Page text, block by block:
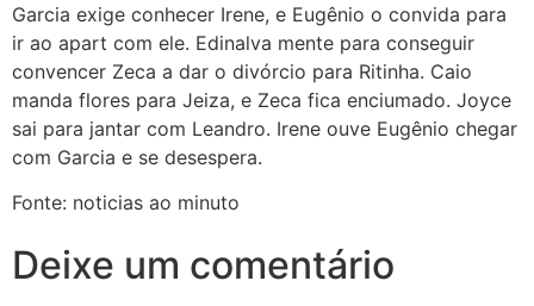
Garcia exige conhecer Irene, e Eugênio o convida para
ir ao apart com ele. Edinalva mente para conseguir
convencer Zeca a dar o divórcio para Ritinha. Caio
manda flores para Jeiza, e Zeca fica enciumado. Joyce
sai para jantar com Leandro. Irene ouve Eugênio chegar
com Garcia e se desespera.
Fonte: noticias ao minuto
Deixe um comentário